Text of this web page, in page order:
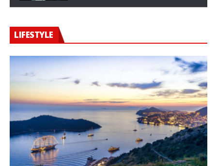
LIFESTYLE